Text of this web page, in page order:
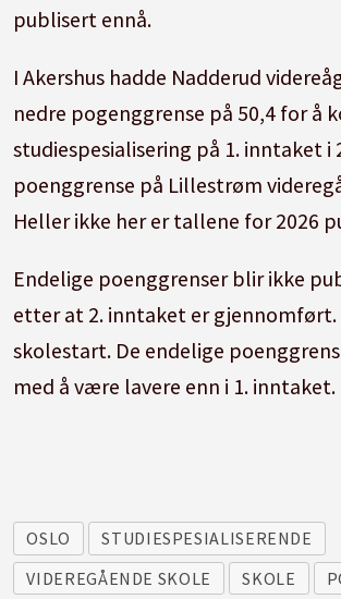
publisert ennå.
I Akershus hadde Nadderud
nedre pogenggrense på 50,4 for å
studiespesialisering på 1. inntaket i
poenggrense på Lillestrøm
Heller ikke her er tallene for 2026
Endelige poenggrenser blir ikke
etter at 2. inntaket er gjennomført.
skolestart. De endelige
med å være lavere enn i 1. inntaket.
OSLO
STUDIESPESIALISERENDE
VIDEREGÅENDE SKOLE
SKOLE